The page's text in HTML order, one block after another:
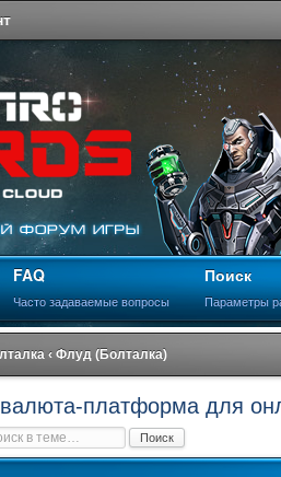
FAQ
Часто задаваемые вопросы
Поиск
Параметры
‹ Флуд (Болталка)
платформа для